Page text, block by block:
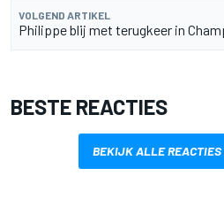
VOLGEND ARTIKEL
Philippe blij met terugkeer in
BESTE REACTIES
BEKIJK ALLE REACTIES